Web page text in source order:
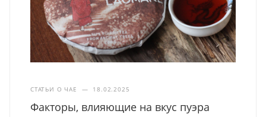
СТАТЬИ О ЧАЕ — 18.02.2025
Факторы, влияющие на вкус пуэра